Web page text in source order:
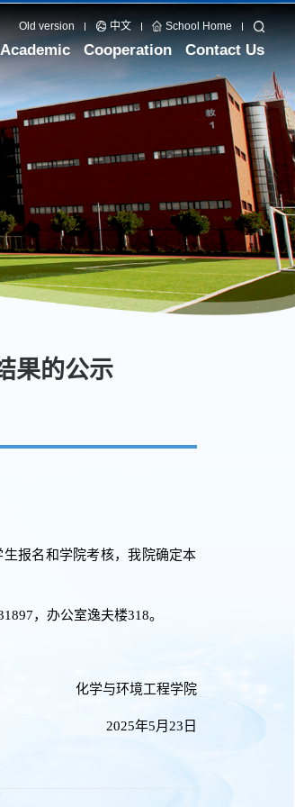
Old version 中文 School Home
Academic Cooperation Contact Us
果的公示
报名和学院考核，我院确定本
，办公室逸夫楼318。
化学与环境工程学院
2025年5月23日